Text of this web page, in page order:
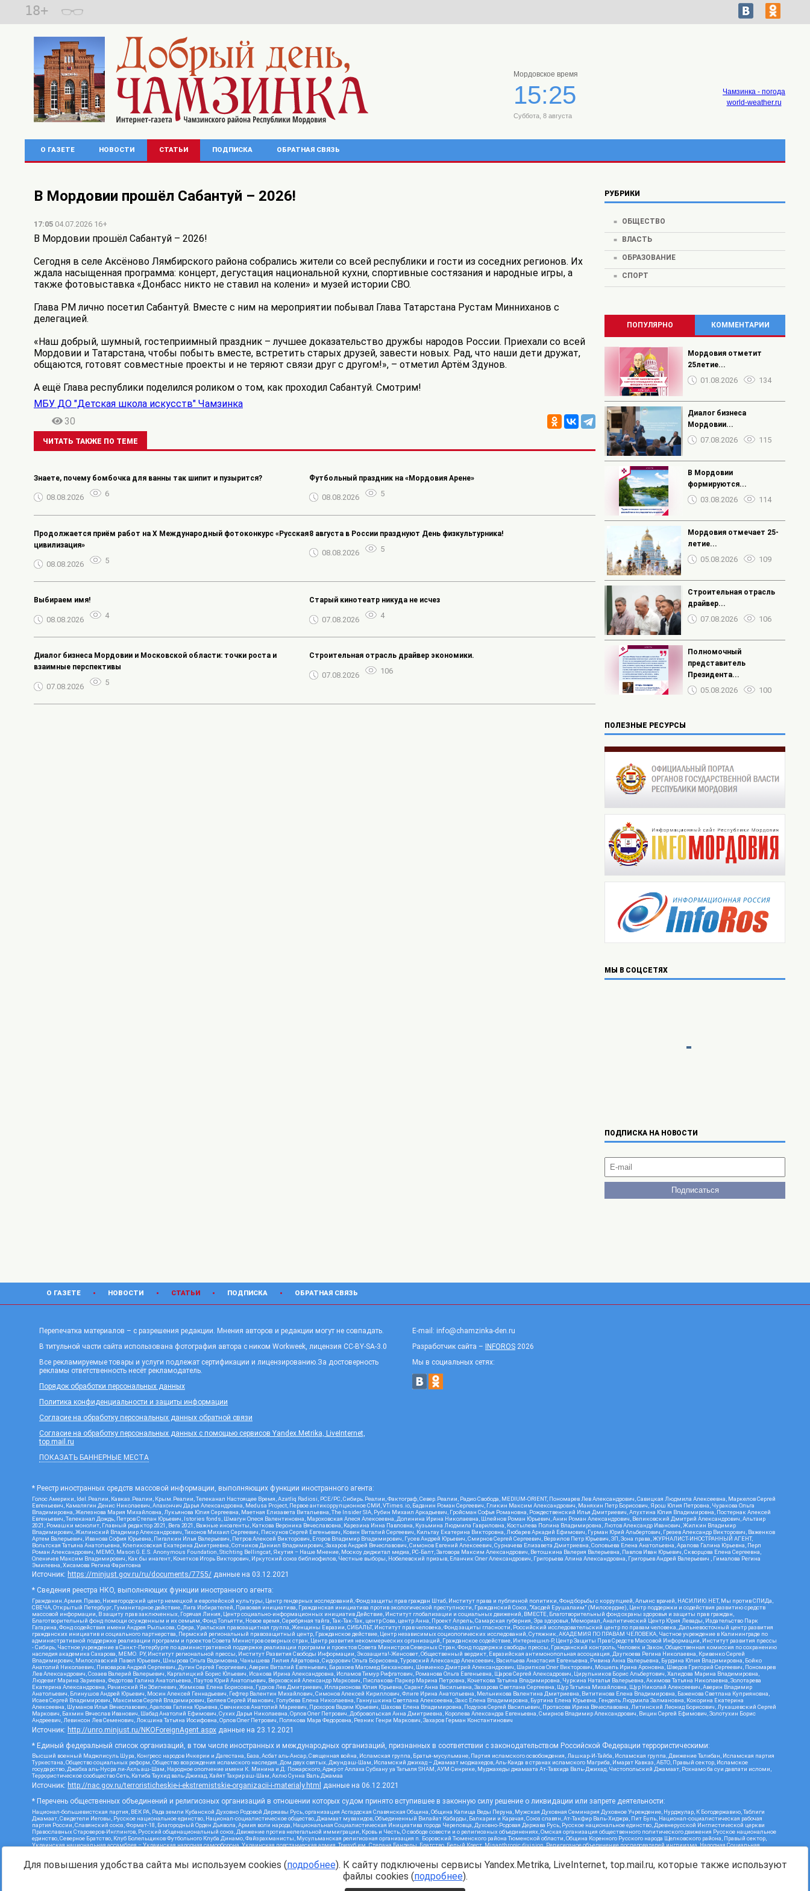
18+
Мордовское время
15:25
Суббота, 8 августа
Чамзинка - погода
world-weather.ru
О ГАЗЕТЕ НОВОСТИ СТАТЬИ ПОДПИСКА ОБРАТНАЯ СВЯЗЬ
В Мордовии прошёл Сабантуй – 2026!
17:05 04.07.2026 16+
В Мордовии прошёл Сабантуй – 2026!
Сегодня в селе Аксёново Лямбирского района собрались жители со всей республики и гости из соседних регионов. Их
ждала насыщенная программа: концерт, дегустация национальной кухни, спортивные состязания и народные игры, а
также фотовыставка «Донбасс никто не ставил на колени» и музей истории СВО.
Глава РМ лично посетил Сабантуй. Вместе с ним на мероприятии побывал Глава Татарстана Рустам Минниханов с
делегацией.
«Наш добрый, шумный, гостеприимный праздник – лучшее доказательство дружбы народов России. Приехали со всей
Мордовии и Татарстана, чтобы побыть вместе, встретить старых друзей, завести новых. Рад, что наши дети дружат,
общаются, готовят совместные проекты и не теряют связи друг с другом!», – отметил Артём Здунов.
А ещё Глава республики поделился роликом о том, как проходил Сабантуй. Смотрим!
МБУ ДО "Детская школа искусств" Чамзинка
30
ЧИТАТЬ ТАКЖЕ ПО ТЕМЕ
Знаете, почему бомбочка для ванны так шипит и пузырится?
08.08.2026 6
️Футбольный праздник на «Мордовия Арене»
08.08.2026 5
Продолжается приём работ на Х Международный фотоконкурс «Русская
цивилизация»
08.08.2026 5
8 августа в России празднуют День физкультурника!
08.08.2026 5
Выбираем имя!
08.08.2026 4
Старый кинотеатр никуда не исчез
07.08.2026 4
Диалог бизнеса Мордовии и Московской области: точки роста и
взаимные перспективы
07.08.2026 5
Строительная отрасль драйвер экономики.
07.08.2026 106
РУБРИКИ
ОБЩЕСТВО
ВЛАСТЬ
ОБРАЗОВАНИЕ
СПОРТ
ПОПУЛЯРНО КОММЕНТАРИИ
Мордовия отметит
25летие...
01.08.2026 134
Диалог бизнеса
Мордовии...
07.08.2026 115
В Мордовии
формируются...
03.08.2026 114
Мордовия отмечает 25-
летие...
05.08.2026 109
Строительная отрасль
драйвер...
07.08.2026 106
Полномочный
представитель
Президента...
05.08.2026 100
ПОЛЕЗНЫЕ РЕСУРСЫ
МЫ В СОЦСЕТЯХ
ПОДПИСКА НА НОВОСТИ
О ГАЗЕТЕ НОВОСТИ СТАТЬИ ПОДПИСКА ОБРАТНАЯ СВЯЗЬ
Перепечатка материалов – с разрешения редакции. Мнения авторов и редакции могут не совпадать.
В титульной части сайта использована фотография автора с ником Workweek, лицензия CC-BY-SA-3.0
Все рекламируемые товары и услуги подлежат сертификации и лицензированию.За достоверность
рекламы ответственность несёт рекламодатель.
Порядок обработки персональных данных
Политика конфиденциальности и защиты информации
Согласие на обработку персональных данных обратной связи
Согласие на обработку персональных данных с помощью сервисов Yandex.Metrika, LiveInternet,
top.mail.ru
ПОКАЗАТЬ БАННЕРНЫЕ МЕСТА
E-mail: info@chamzinka-den.ru
Разработчик сайта – INFOROS 2026
Мы в социальных сетях:
* Реестр иностранных средств массовой информации, выполняющих функции иностранного агента:
Голос Америки, Idel.Реалии, Кавказ.Реалии, Крым.Реалии, Телеканал Настоящее Время, Azatliq Radiosi, PCE/PC, Сибирь.Реалии, Фактограф, Север.Реалии, Радио Свобода, MEDIUM-ORIENT, Пономарев Лев Александрович, Савицкая Людмила Алексеевна, Маркелов Сергей
Евгеньевич, Камалягин Денис Николаевич, Апахончич Дарья Александровна, Medusa Project, Первое антикоррупционное СМИ, VTimes.io, Баданин Роман Сергеевич, Гликин Максим Александрович, Маняхин Петр Борисович, Ярош Юлия Петровна, Чуракова Ольга
Владимировна, Железнова Мария Михайловна, Лукьянова Юлия Сергеевна, Маетная Елизавета Витальевна, The Insider SIA, Рубин Михаил Аркадьевич, Гройсман Софья Романовна, Рождественский Илья Дмитриевич, Апухтина Юлия Владимировна, Постернак Алексей
Евгеньевич, Телеканал Дождь, Петров Степан Юрьевич, Istories fonds, Шмагун Олеся Валентиновна, Мароховская Алеся Алексеевна, Долинина Ирина Николаевна, Шлейнов Роман Юрьевич, Анин Роман Александрович, Великовский Дмитрий Александрович, Альтаир
2021, Ромашки монолит, Главный редактор 2021, Вега 2021, Важные иноагенты, Каткова Вероника Вячеславовна, Карезина Инна Павловна, Кузьмина Людмила Гавриловна, Костылева Полина Владимировна, Лютов Александр Иванович, Жилкин Владимир
Владимирович, Жилинский Владимир Александрович, Тихонов Михаил Сергеевич, Пискунов Сергей Евгеньевич, Ковин Виталий Сергеевич, Кильтау Екатерина Викторовна, Любарев Аркадий Ефимович, Гурман Юрий Альбертович, Грезев Александр Викторович, Важенков
Артем Валерьевич, Иванова София Юрьевна, Пигалкин Илья Валерьевич, Петров Алексей Викторович, Егоров Владимир Владимирович, Гусев Андрей Юрьевич, Смирнов Сергей Сергеевич, Верзилов Петр Юрьевич, ЗП, Зона права, ЖУРНАЛИСТ-ИНОСТРАННЫЙ АГЕНТ,
Вольтская Татьяна Анатольевна, Клепиковская Екатерина Дмитриевна, Сотников Даниил Владимирович, Захаров Андрей Вячеславович, Симонов Евгений Алексеевич, Сурначева Елизавета Дмитриевна, Соловьева Елена Анатольевна, Арапова Галина Юрьевна, Перл
Роман Александрович, МЕМО, Mason G.E.S. Anonymous Foundation, Stichting Bellingcat, Якутия – Наше Мнение, Москоу диджитал медиа, РС-Балт, Заговора Максим Александрович, Ветошкина Валерия Валерьевна, Павлов Иван Юрьевич, Скворцова Елена Сергеевна,
Оленичев Максим Владимирович, Как бы инагент, Кочетков Игорь Викторович, Иркутский союз библиофилов, Честные выборы, Нобелевский призыв, Еланчик Олег Александрович, Григорьева Алина Александровна, Григорьев Андрей Валерьевич , Гималова Регина
Эмилевна, Хисамова Регина Фаритовна
Источник: https://minjust.gov.ru/ru/documents/7755/ данные на 03.12.2021
* Сведения реестра НКО, выполняющих функции иностранного агента:
Гражданин.Армия.Право, Нижегородский центр немецкой и европейской культуры, Центр гендерных исследований, Фонд защиты прав граждан Штаб, Институт права и публичной политики, Фонд борьбы с коррупцией, Альянс врачей, НАСИЛИЮ.НЕТ, Мы против СПИДа,
СВЕЧА, Открытый Петербург, Гуманитарное действие, Лига Избирателей, Правовая инициатива, Гражданская инициатива против экологической преступности, Гражданский Союз, "Хасдей Ерушалаим" (Милосердие), Центр поддержки и содействия развитию средств
массовой информации, В защиту прав заключенных, Горячая Линия, Центр социально-информационных инициатив Действие, Институт глобализации и социальных движений, ВМЕСТЕ, Благотворительный фонд охраны здоровья и защиты прав граждан,
Благотворительный фонд помощи осужденным и их семьям, Фонд Тольятти, Новое время, Серебряная тайга, Так-Так-Так, центр Сова, центр Анна, Проект Апрель, Самарская губерния, Эра здоровья, Мемориал, Аналитический Центр Юрия Левады, Издательство Парк
Гагарина, Фонд содействия имени Андрея Рылькова, Сфера, Уральская правозащитная группа, Женщины Евразии, СИБАЛЬТ, Институт прав человека, Фонд защиты гласности, Российский исследовательский центр по правам человека, Дальневосточный центр развития
гражданских инициатив и социального партнерства, Пермский региональный правозащитный центр, Гражданское действие, Центр независимых социологических исследований, Сутяжник, АКАДЕМИЯ ПО ПРАВАМ ЧЕЛОВЕКА, Частное учреждение в Калининграде по
административной поддержке реализации программ и проектов Совета Министров северных стран, Центр развития некоммерческих организаций, Гражданское содействие, Интернешнл-Р, Центр Защиты Прав Средств Массовой Информации, Институт развития прессы
- Сибирь, Частное учреждение в Санкт-Петербурге по административной поддержке реализации программ и проектов Совета Министров Северных Стран, Фонд поддержки свободы прессы, Гражданский контроль, Человек и Закон, Общественная комиссия по сохранению
наследия академика Сахарова, МЕМО. РУ, Институт региональной прессы, Институт Развития Свободы Информации, Экозащита!-Женсовет, Общественный вердикт, Евразийская антимонопольная ассоциация, Дзугкоева Регина Николаевна, Кривенко Сергей
Владимирович, Милославский Павел Юрьевич, Шнырова Ольга Вадимовна, Чанышева Лилия Айратовна, Сидорович Ольга Борисовна, Туровский Александр Алексеевич, Васильева Анастасия Евгеньевна, Ривина Анна Валерьевна, Бурдина Юлия Владимировна, Бойко
Анатолий Николаевич, Пивоваров Андрей Сергеевич, Дугин Сергей Георгиевич, Аверин Виталий Евгеньевич, Барахоев Магомед Бекханович, Шевченко Дмитрий Александрович, Шарипков Олег Викторович, Мошель Ирина Ароновна, Шведов Григорий Сергеевич, Пономарев
Лев Александрович, Созаев Валерий Валерьевич, Каргалицкий Борис Юльевич, Исакова Ирина Александровна, Исламов Тимур Рифгатович, Романова Ольга Евгеньевна, Щаров Сергей Алексадрович, Цирульников Борис Альбертович, Халидова Марина Владимировна,
Людевиг Марина Зариевна, Федотова Галина Анатольевна, Паутов Юрий Анатольевич, Верховский Александр Маркович, Пислакова-Паркер Марина Петровна, Кочеткова Татьяна Владимировна, Чуркина Наталья Валерьевна, Акимова Татьяна Николаевна, Золотарева
Екатерина Александровна, Рачинский Ян Збигневич, Жемкова Елена Борисовна, Гудков Лев Дмитриевич, Илларионова Юлия Юрьевна, Саранг Анна Васильевна, Захарова Светлана Сергеевна, Щур Татьяна Михайловна, Щур Николай Алексеевич, Аверин Владимир
Анатольевич, Блинушов Андрей Юрьевич, Мосин Алексей Геннадьевич, Гефтер Валентин Михайлович, Симонов Алексей Кириллович, Флиге Ирина Анатольевна, Мельникова Валентина Дмитриевна, Вититинова Елена Владимировна, Баженова Светлана Куприяновна,
Исаев Сергей Владимирович, Максимов Сергей Владимирович, Беляев Сергей Иванович, Голубева Елена Николаевна, Ганнушкина Светлана Алексеевна, Закс Елена Владимировна, Буртина Елена Юрьевна, Гендель Людмила Залмановна, Кокорина Екатерина
Алексеевна, Шуманов Илья Вячеславович, Арапова Галина Юрьевна, Свечников Анатолий Мариевич, Прохоров Вадим Юрьевич, Шахова Елена Владимировна, Подузов Сергей Васильевич, Протасова Ирина Вячеславовна, Литинский Леонид Борисович, Лукашевский Сергей
Маркович, Бахмин Вячеслав Иванович, Шабад Анатолий Ефимович, Сухих Дарья Николаевна, Орлов Олег Петрович, Добровольская Анна Дмитриевна, Королева Александра Евгеньевна, Смирнов Владимир Александрович, Вицин Сергей Ефимович, Золотухин Борис
Андреевич, Левинсон Лев Семенович, Локшина Татьяна Иосифовна, Орлов Олег Петрович, Полякова Мара Федоровна, Резник Генри Маркович, Захаров Герман Константинович
Источник: http://unro.minjust.ru/NKOForeignAgent.aspx данные на 23.12.2021
* Единый федеральный список организаций, в том числе иностранных и международных организаций, признанных в соответствии с законодательством Российской Федерации террористическими:
Высший военный Маджлисуль Шура, Конгресс народов Ичкерии и Дагестана, База, Асбат аль-Ансар, Священная война, Исламская группа, Братья-мусульмане, Партия исламского освобождения, Лашкар-И-Тайба, Исламская группа, Движение Талибан, Исламская партия
Туркестана, Общество социальных реформ, Общество возрождения исламского наследия, Дом двух святых, Джунд аш-Шам, Исламский джихад – Джамаат моджахедов, Аль-Каида в странах исламского Магриба, Имарат Кавказ, АБТО, Правый сектор, Исламское
государство, Джабха аль-Нусра ли-Ахль аш-Шам, Народное ополчение имени К. Минина и Д. Пожарского, Аджр от Аллаха Субхану уа Тагьаля SHAM, АУМ Синрике, Муджахеды джамаата Ат-Тавхида Валь-Джихад, Чистопольский Джамаат, Рохнамо ба суи давлати исломи,
Террористическое сообщество Сеть, Катиба Таухид валь-Джихад, Хайят Тахрир аш-Шам, Ахлю Сунна Валь Джамаа
Источник: http://nac.gov.ru/terroristicheskie-i-ekstremistskie-organizacii-i-materialy.html данные на 06.12.2021
* Перечень общественных объединений и религиозных организаций в отношении которых судом принято вступившее в законную силу решение о ликвидации или запрете деятельности:
Национал-большевистская партия, ВЕК РА, Рада земли Кубанской Духовно Родовой Державы Русь, организация Асгардская Славянская Община, Община Капища Веды Перуна, Мужская Духовная Семинария Духовное Учреждение, Нурджулар, К Богодержавию, Таблиги
Джамаат, Свидетели Иеговы, Русское национальное единство, Национал-социалистическое общество, Джамаат мувахидов, Объединенный Вилайат Кабарды, Балкарии и Карачая, Союз славян, Ат-Такфир Валь-Хиджра, Пит Буль, Национал-социалистическая рабочая
партия России, Славянский союз, Формат-18, Благородный Орден Дьявола, Армия воли народа, Национальная Социалистическая Инициатива города Череповца, Духовно-Родовая Держава Русь, Русское национальное единство, Древнерусской Инглистической церкви
Православных Староверов-Инглингов, Русский общенациональный союз, Движение против нелегальной иммиграции, Кровь и Честь, О свободе совести и о религиозных объединениях, Омская организация общественного политического движения Русское национальное
единство, Северное Братство, Клуб Болельщиков Футбольного Клуба Динамо, Файзрахманисты, Мусульманская религиозная организация п. Боровский Тюменского района Тюменской области, Община Коренного Русского народа Щелковского района, Правый сектор,
Украинская национальная ассамблея – Украинская народная самооборона, Украинская повстанческая армия, Тризуб им. Степана Бандеры, Братство, Белый Крест, Misanthropic division, Религиозное объединение последователей инглиизма, Народная Социальная
Союз Славянских Сил Руси, Алля-Аят, Благотворительный пансионат Ак Умут, Русская республика Русь, Арестантское уголовное единство, Башкорт, Нация и свобода, W.H.С., Фалунь Дафа, Иртыш Ultras, Русский Патриотический клуб-Новокузнецк/РПК, Сибирский
державный союз, Фонд борьбы с коррупцией, Фонд защиты прав граждан, Штабы Навального, Совет граждан СССР Прикубанского округа г. Краснодара
Для повышения удобства сайта мы используем cookies (подробнее). К сайту подключены сервисы Yandex.Metrika, LiveInternet, top.mail.ru, которые также используют
файлы cookies (подробнее).